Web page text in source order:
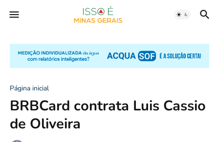
Página inicial
BRBCard contrata Luis Cassio
de Oliveira